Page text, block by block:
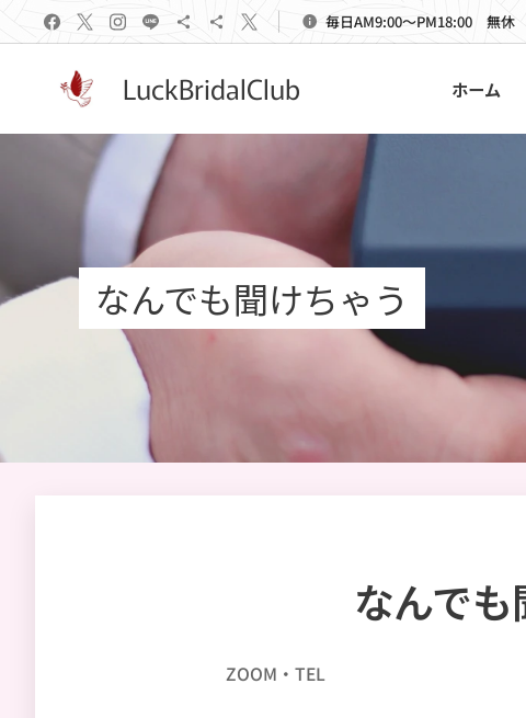
毎日AM9:00～PM18:00 無休
LuckBridalClub ホーム
なんでも聞けちゃう
なんで
ZOOM・TEL